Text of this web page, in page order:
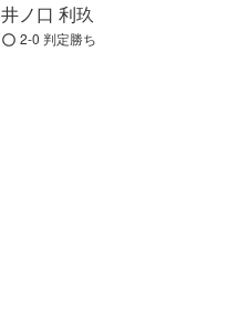
井ノ口 利玖
2-0 判定勝ち